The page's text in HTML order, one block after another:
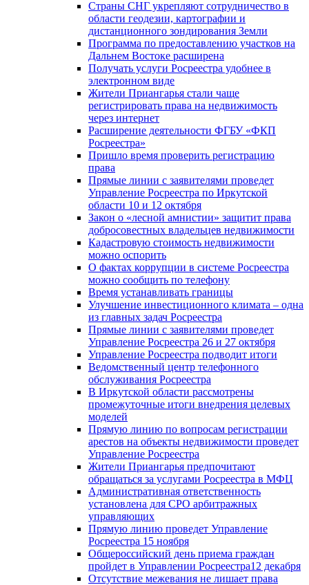
Страны СНГ укрепляют сотрудничество в
области геодезии, картографии и
дистанционного зондирования Земли
Программа по предоставлению участков на
Дальнем Востоке расширена
Получать услуги Росреестра удобнее в
электронном виде
Жители Приангарья стали чаще
регистрировать права на недвижимость
через интернет
Расширение деятельности ФГБУ «ФКП
Росреестра»
Пришло время проверить регистрацию
права
Прямые линии с заявителями проведет
Управление Росреестра по Иркутской
области 10 и 12 октября
Закон о «лесной амнистии» защитит права
добросовестных владельцев недвижимости
Кадастровую стоимость недвижимости
можно оспорить
О фактах коррупции в системе Росреестра
можно сообщить по телефону
Время устанавливать границы
Улучшение инвестиционного климата – одна
из главных задач Росреестра
Прямые линии с заявителями проведет
Управление Росреестра 26 и 27 октября
Управление Росреестра подводит итоги
Ведомственный центр телефонного
обслуживания Росреестра
В Иркутской области рассмотрены
промежуточные итоги внедрения целевых
моделей
Прямую линию по вопросам регистрации
арестов на объекты недвижимости проведет
Управление Росреестра
Жители Приангарья предпочитают
обращаться за услугами Росреестра в МФЦ
Административная ответственность
установлена для СРО арбитражных
управляющих
Прямую линию проведет Управление
Росреестра 15 ноября
Общероссийский день приема граждан
пройдет в Управлении Росреестра12 декабря
Отсутствие межевания не лишает права